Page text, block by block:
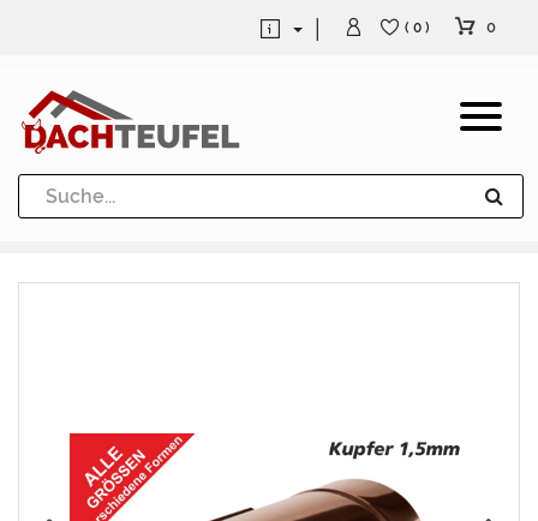
Dachrinne und Fallrohre
Werkzeuge und Löttechnik
( 0 ) 0